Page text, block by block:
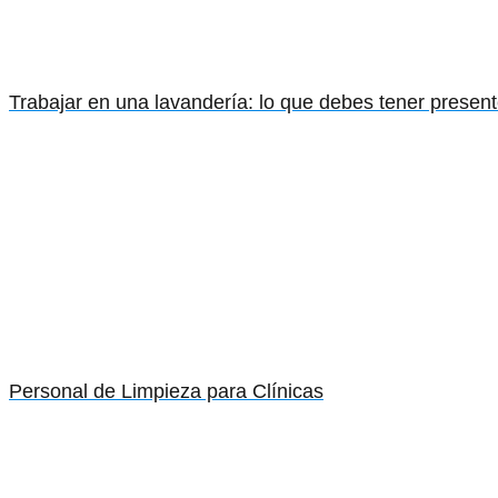
Trabajar en una lavandería: lo que debes tener
Personal de Limpieza para Clínicas